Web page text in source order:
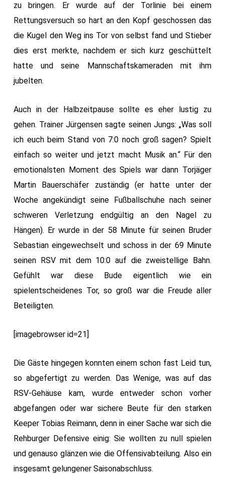
zu bringen. Er wurde auf der Torlinie bei einem
Rettungsversuch so hart an den Kopf geschossen das
die Kugel den Weg ins Tor von selbst fand und Stieber
dies erst merkte, nachdem er sich kurz geschüttelt
hatte und seine Mannschaftskameraden mit ihm
jubelten.
Auch in der Halbzeitpause sollte es eher lustig zu
gehen. Trainer Jürgensen sagte seinen Jungs: „Was soll
ich euch beim Stand von 7:0 noch groß sagen? Spielt
einfach so weiter und jetzt macht Musik an.“ Für den
emotionalsten Moment des Spiels war dann Torjäger
Martin Bauerschäfer zuständig (er hatte unter der
Woche angekündigt seine Fußballschuhe nach seiner
schweren Verletzung endgültig an den Nagel zu
Hängen). Er wurde in der 58 Minute für seinen Bruder
Sebastian eingewechselt und schoss in der 69 Minute
seinen RSV mit dem 10:0 auf die zweistellige Bahn.
Gefühlt war diese Bude eigentlich wie ein
spielentscheidenes Tor, so groß war die Freude aller
Beteiligten.
[imagebrowser id=21]
Die Gäste hingegen konnten einem schon fast Leid tun,
so abgefertigt zu werden. Das Wenige, was auf das
RSV-Gehäuse kam, wurde entweder schon vorher
abgefangen oder war sichere Beute für den starken
Keeper Tobias Reimann, denn in einer Sache war sich die
Rehburger Defensive einig: Sie wollten zu null spielen
und genauso glänzen wie die Offensivabteilung. Also ein
insgesamt gelungener Saisonabschluss.